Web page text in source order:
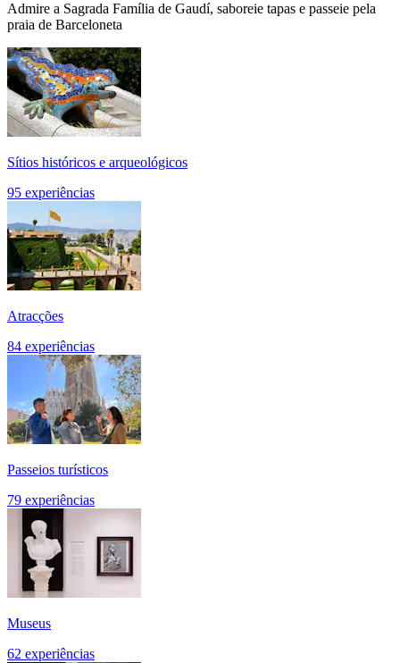
Admire a Sagrada Família de Gaudí, saboreie tapas e passeie pela
praia de Barceloneta
Sítios históricos e arqueológicos
95 experiências
Atracções
84 experiências
Passeios turísticos
79 experiências
Museus
62 experiências